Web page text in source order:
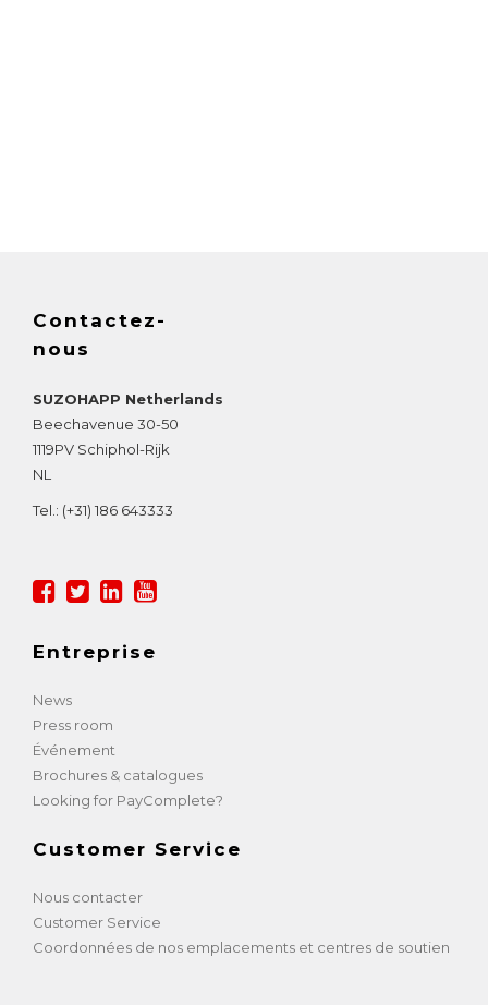
Contactez-
nous
SUZOHAPP Netherlands
Beechavenue 30-50
1119PV Schiphol-Rijk
NL
Tel.: (+31) 186 643333
Entreprise
News
Press room
Événement
Brochures & catalogues
Looking for PayComplete?
Customer Service
Nous contacter
Customer Service
Coordonnées de nos emplacements et centres de soutien